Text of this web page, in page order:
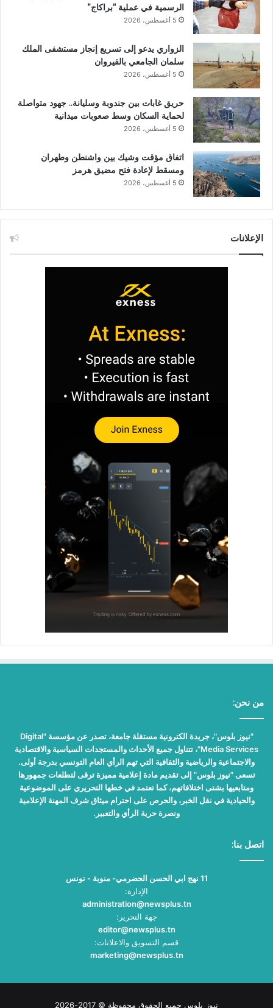
الرسمية في عملية “براكاج”
5 أغسطس، 2026
الزواري يدعو إلى تسريع إنجاز مستشفى الملك
سلمان الجامعي بالقيروان
5 أغسطس، 2026
حريق غابات بين جندوبة وسليانة.. جهود متواصلة
لحماية السكان وسط صعوبات ميدانية
5 أغسطس، 2026
اتفاق مؤقت وشيك بين واشنطن وطهران
ومسقط لإعادة فتح مضيق هرمز
5 أغسطس، 2026
الإعلانات
من نحن:
"نيوز بلوس"، جريدة الكترونية مستقلة جامعة، تصدر عن مؤسسة "Digital
Media Services"، تتناول جميع الأحداث والمستجدات السياسية والاقتصادية
والاجتماعية والرياضية والثقافية التي تهم الرأي العام التونسي بدرجة أولى.
تسعى "نيوز بلوس" إلى تقديم مادة إعلامية مميزة ترقى لتطلعات جمهورها
ومتابعيها بشتى اختلافاتهم، كما تعتمد في خطها التحريري على الموضوعية
والحيادية في نقل الخبر، والحرص على احترام ميثاق شرف المهنة الإعلامية
ونصرة حرية الرأي والتعبير.
اتصل بنا:
11 نهج ابي الحسن الحضرمي- منوبة - تونس
الإدارة:
administration@newsplus.tn
جهة التحرير:
editor@newsplus.tn
قسم التسويق والاعلانات:
marketing@newsplus.tn
نيوز بلوس جميع الحقوق محفوظة © 2017-2026